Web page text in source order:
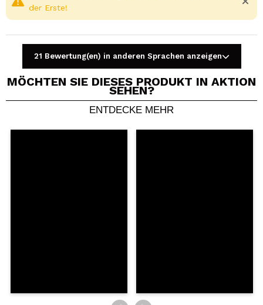
Ein Video oder Foto teilen
Dein Video könnte das erste sein. Stell es dir vor...
der Erste!
21 Bewertung(en) in anderen Sprachen anzeigen
MÖCHTEN SIE DIESES PRODUKT IN AKTION
SEHEN?
ENTDECKE MEHR